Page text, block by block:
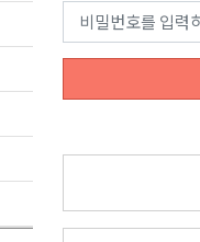
피해 속출
21개 읍면동 타운홀 미팅 성료
에 비점오염저감 사업 등 건의
이 인구 3배..싱가포르 복합리조트
카지노 "복합리조트로 진화 중"
기업육성자금 지원 접수